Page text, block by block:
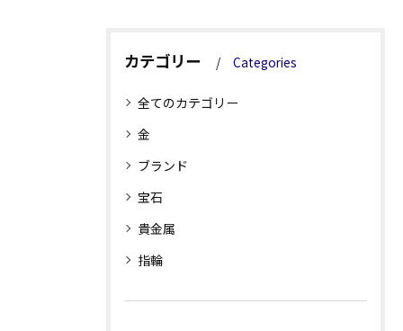
カテゴリー Categories
全てのカテゴリー
金
ブランド
宝石
貴金属
指輪